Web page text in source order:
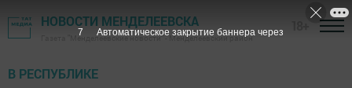
НОВОСТИ МЕНДЕЛЕЕВСКА
Газета "Менделеевские новости" - Менделеевский район
В РЕСПУБЛИКЕ
7 Автоматическое закрытие баннера через